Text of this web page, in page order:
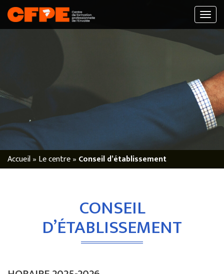
Accueil» Le centre» Conseil d’établissement
CONSEIL
D’ÉTABLISSEMENT